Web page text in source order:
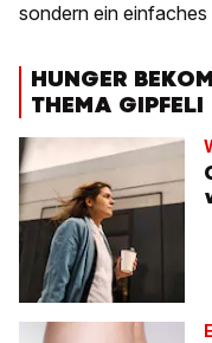
sondern ein
HUNGER
THEMA GIPFELI